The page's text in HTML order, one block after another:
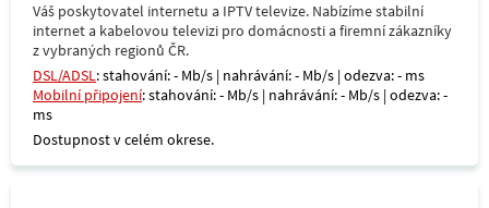
Váš poskytovatel internetu a IPTV televize. Nabízíme stabilní
internet a kabelovou televizi pro domácnosti a firemní zákazníky
z vybraných regionů ČR.
DSL/ADSL: stahování: - Mb/s | nahrávání: - Mb/s | odezva: - ms
Mobilní připojení: stahování: - Mb/s | nahrávání: - Mb/s | odezva: -
ms
Dostupnost v celém okrese.